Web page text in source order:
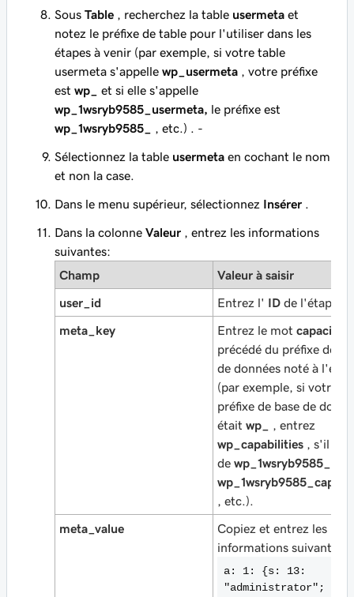
Sous Table , recherchez la table usermeta et
notez le préfixe de table pour l'utiliser dans les
étapes à venir (par exemple, si votre table
usermeta s'appelle wp_usermeta , votre préfixe
est wp_
et si elle s'appelle
wp_1wsryb9585_usermeta, le préfixe est
wp_1wsryb9585_
, etc.) . -
Sélectionnez la table usermeta en cochant le nom
et non la case.
Dans le menu supérieur, sélectionnez Insérer
Dans la colonne Valeur , entrez les informations
suivantes:
Champ
Valeur à saisir
user_id Entrez l' ID de l'étape 5.
meta_key Entrez le mot capacités
précédé du préfixe de
de données noté à
(par exemple, si votre
préfixe de base de
était wp_
, entrez
wp_capabilities , s'il
de wp_1wsryb9585_
, etc.).
meta_value
Copiez et entrez les
informations suivantes:
a: 1: {s: 13:
"administrator"; s: